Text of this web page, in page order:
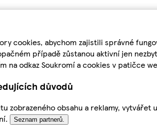
cookies, abychom zajistili správné
případě zůstanou aktivní jen
na odkaz Soukromí a cookies v patičce
důvodů
zobrazeného obsahu a reklamy,
Seznam partnerů.